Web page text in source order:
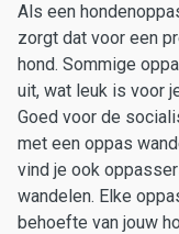
Als een
zorgt dat voor een
hond. Sommige
uit, wat leuk is voor
Goed voor de
met een oppas
vind je ook
wandelen. Elke
behoefte van jouw